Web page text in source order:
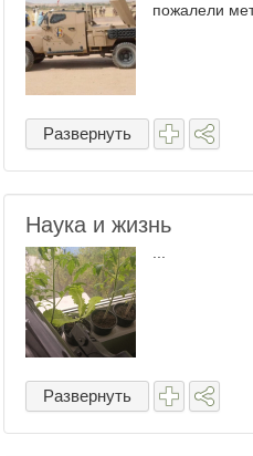
пожалели
Развернуть
Наука и жизнь
Развернуть